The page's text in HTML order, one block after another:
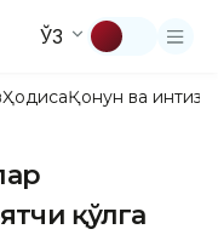
ЎЗ
ҲодисаҚонун ва
қўлга